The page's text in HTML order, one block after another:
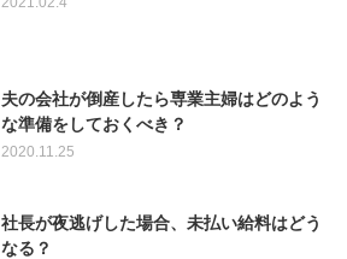
夫の会社が倒産したら専業主婦はどのよう
な準備をしておくべき？
2020.11.25
社長が夜逃げした場合、未払い給料はどう
なる？